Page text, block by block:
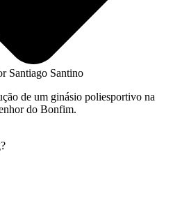
Santiago Santino
de um ginásio poliesportivo na
do Bonfim.